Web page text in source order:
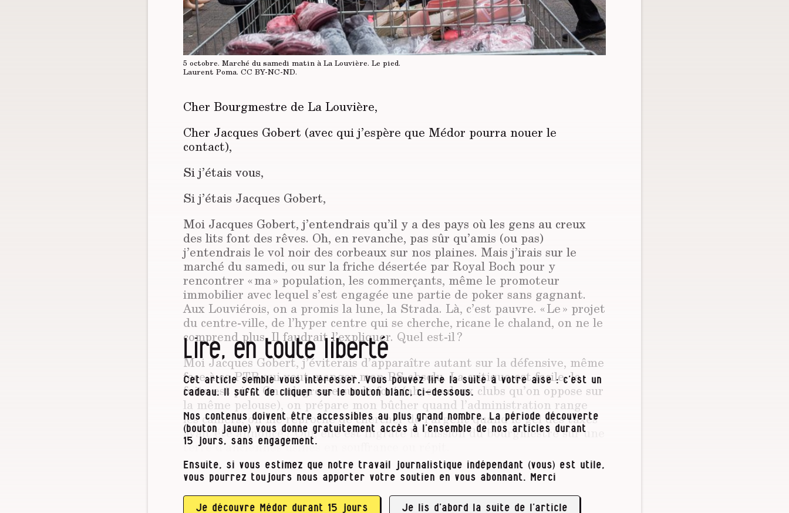
5 octobre. Marché du samedi matin à La Louvière. Le pied.
Laurent Poma. CC BY-NC-ND.
Cher Bourgmestre de La Louvière,
Cher Jacques Gobert (avec qui j’espère que Médor pourra nouer le
contact),
Si j’étais vous,
Si j’étais Jacques Gobert,
Moi Jacques Gobert, j’entendrais qu’il y a des pays où les gens au creux
des lits font des rêves. Oh, en revanche, pas sûr qu’amis (ou pas)
j’entendrais le vol noir des corbeaux sur nos plaines. Mais j’irais sur le
marché du samedi, ou sur la friche désertée par Royal Boch pour y
rencontrer « ma » population, les commerçants, même le promoteur
immobilier avec lequel s’est engagée une partie de poker sans gagnant.
Aux Louviérois, on a promis la lune, la Strada. Là, c’est pauvre. « Le » projet
du centre-ville, de l’hyper centre qui se cherche, ricane le chaland, on ne le
comprend plus. Il faudrait l’expliquer. Quel est-il ?
Moi Jacques Gobert, j’éviterais d’apparaître autant sur la défensive, même
face à ce PTB qui veut manger mon PS absolu. La critique est facile, la
fuite est pire. On m’agresse sur le foot (ah, ces deux clubs qu’on oppose sur
la même pelouse), on prépare mon bûcher quand l’administration range
les cahiers, on me reproche de chercher de l’argent quand le gel des taxes
avait été annoncé ? Oui, elle est ingrate la mission du bourgmestre sur une
terre d’anciennes usines en souffrance ou répit.
Mais moi Jacques Gobert, je ne suis ni Donald Trump ni Vincent Kompany.
Je sais qu’il faut s’entourer au mieux. Basta, les beni oui-oui.
Lire, en toute liberté
Cet article semble vous intéresser. Vous pouvez lire la suite à votre aise : c’est un
cadeau. Il suffit de cliquer sur le bouton blanc, ci-dessous.
Nos contenus doivent être accessibles au plus grand nombre. La période découverte
(bouton jaune) vous donne gratuitement accès à l’ensemble de nos articles durant
15 jours, sans engagement.
Ensuite, si vous estimez que notre travail journalistique indépendant (vous) est utile,
vous pourrez toujours nous apporter votre soutien en vous abonnant. Merci
Je découvre Médor durant 15 jours Je lis d’abord la suite de l’article